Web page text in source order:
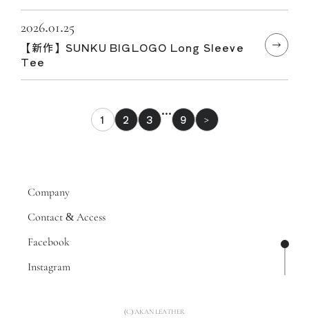
2026.01.25
【新作】SUNKU BIGLOGO Long Sleeve
Tee
1 2 3 … 9 >
ペー
Company
Contact & Access
Facebook
Instagram
(C) AKAN LEATHER